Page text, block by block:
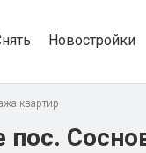
Новостройки
квартир
пос.